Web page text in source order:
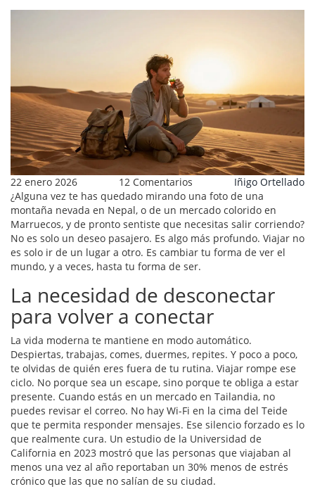
22 enero 2026 12 Comentarios
Iñigo Ortellado
¿Alguna vez te has quedado mirando una foto de una
montaña nevada en Nepal, o de un mercado colorido en
Marruecos, y de pronto sentiste que necesitas salir corriendo?
No es solo un deseo pasajero. Es algo más profundo. Viajar no
es solo ir de un lugar a otro. Es cambiar tu forma de ver el
mundo, y a veces, hasta tu forma de ser.
La necesidad de desconectar
para volver a conectar
La vida moderna te mantiene en modo automático.
Despiertas, trabajas, comes, duermes, repites. Y poco a poco,
te olvidas de quién eres fuera de tu rutina. Viajar rompe ese
ciclo. No porque sea un escape, sino porque te obliga a estar
presente. Cuando estás en un mercado en Tailandia, no
puedes revisar el correo. No hay Wi-Fi en la cima del Teide
que te permita responder mensajes. Ese silencio forzado es lo
que realmente cura. Un estudio de la Universidad de
California en 2023 mostró que las personas que viajaban al
menos una vez al año reportaban un 30% menos de estrés
crónico que las que no salían de su ciudad.